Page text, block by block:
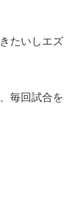
たいしエズ
毎回試合を